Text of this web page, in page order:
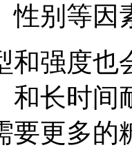
性别等因
和强度也
和长时间
要更多的